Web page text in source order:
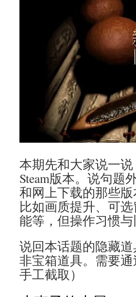
本期先和大家说一
Steam版本。说句题
和网上下载的那些
比如画质提升、可
能等，但操作习惯
说回本话题的隐藏
非宝箱道具。需要
手工截取）